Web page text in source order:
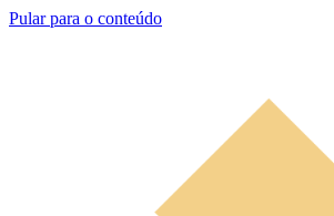
Pular para o conteúdo